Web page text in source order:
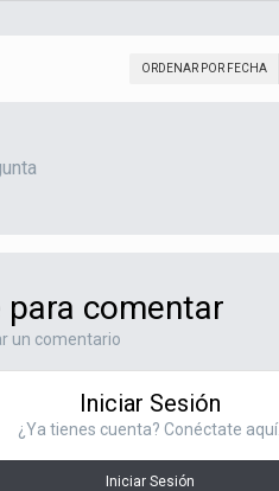
ORDENAR POR FECHA
para comentar
un comentario
Iniciar Sesión
¿Ya tienes cuenta? Conéctate aquí.
Iniciar Sesión